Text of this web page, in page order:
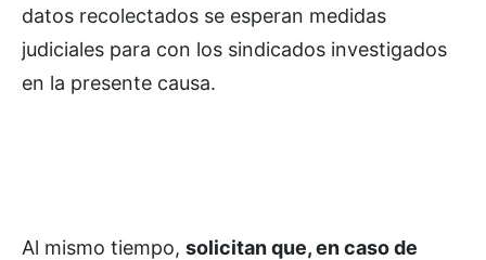
datos recolectados se esperan medidas
judiciales para con los sindicados investigados
en la presente causa.
Al mismo tiempo, solicitan que, en caso de